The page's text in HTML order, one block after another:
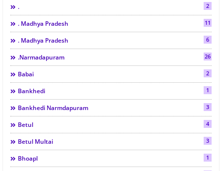
. 2
. Madhya Pradesh 11
. Madhya Pradesh 6
.Narmadapuram 26
Babai 2
Bankhedi 1
Bankhedi Narmdapuram 3
Betul 4
Betul Multai 3
Bhoapl 1